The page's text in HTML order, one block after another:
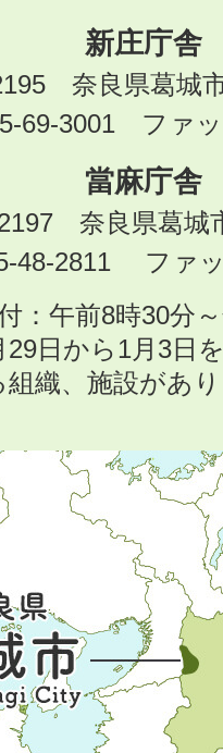
新庄庁舎
奈良県葛城
69-3001 ファ
當麻庁舎
奈良県葛城
48-2811 ファ
：午前8時30分
29日から1月3日
織、施設があ